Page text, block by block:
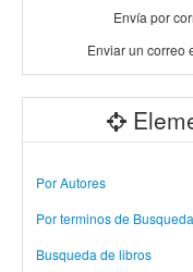
Envía por
Enviar un correo
Por Autores
Por terminos de Busqueda
Busqueda de libros